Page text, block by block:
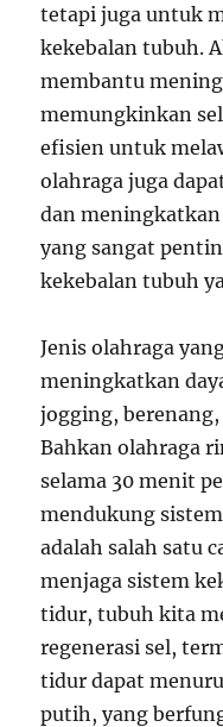
tetapi juga untuk
kekebalan tubuh.
membantu
memungkinkan
efisien untuk
olahraga juga
dan
yang sangat
kekebalan tubuh
Jenis olahraga
meningkatkan
jogging,
Bahkan olahraga
selama 30 menit
mendukung
adalah salah satu
menjaga sistem
tidur, tubuh kita
regenerasi sel,
tidur dapat
putih, yang